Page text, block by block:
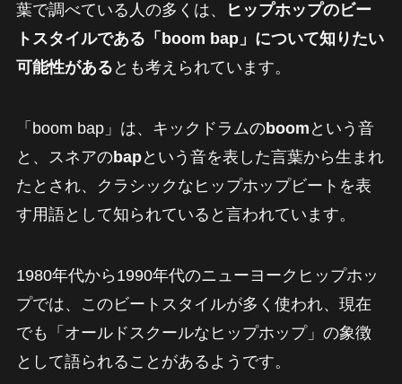
葉で調べている人の多くは、
ヒップホップのビー
トスタイルである「boom bap」について知りたい
可能性がある とも考えられています。
「boom bap」は、キックドラムのboom という音
と、スネアのbapという音を表した言葉から生まれ
たとされ、クラシックなヒップホップビートを表
す用語として知られていると言われています。
1980年代から1990年代のニューヨークヒップホッ
プでは、このビートスタイルが多く使われ、現在
でも「オールドスクールなヒップホップ」の象徴
として語られることがあるようです。